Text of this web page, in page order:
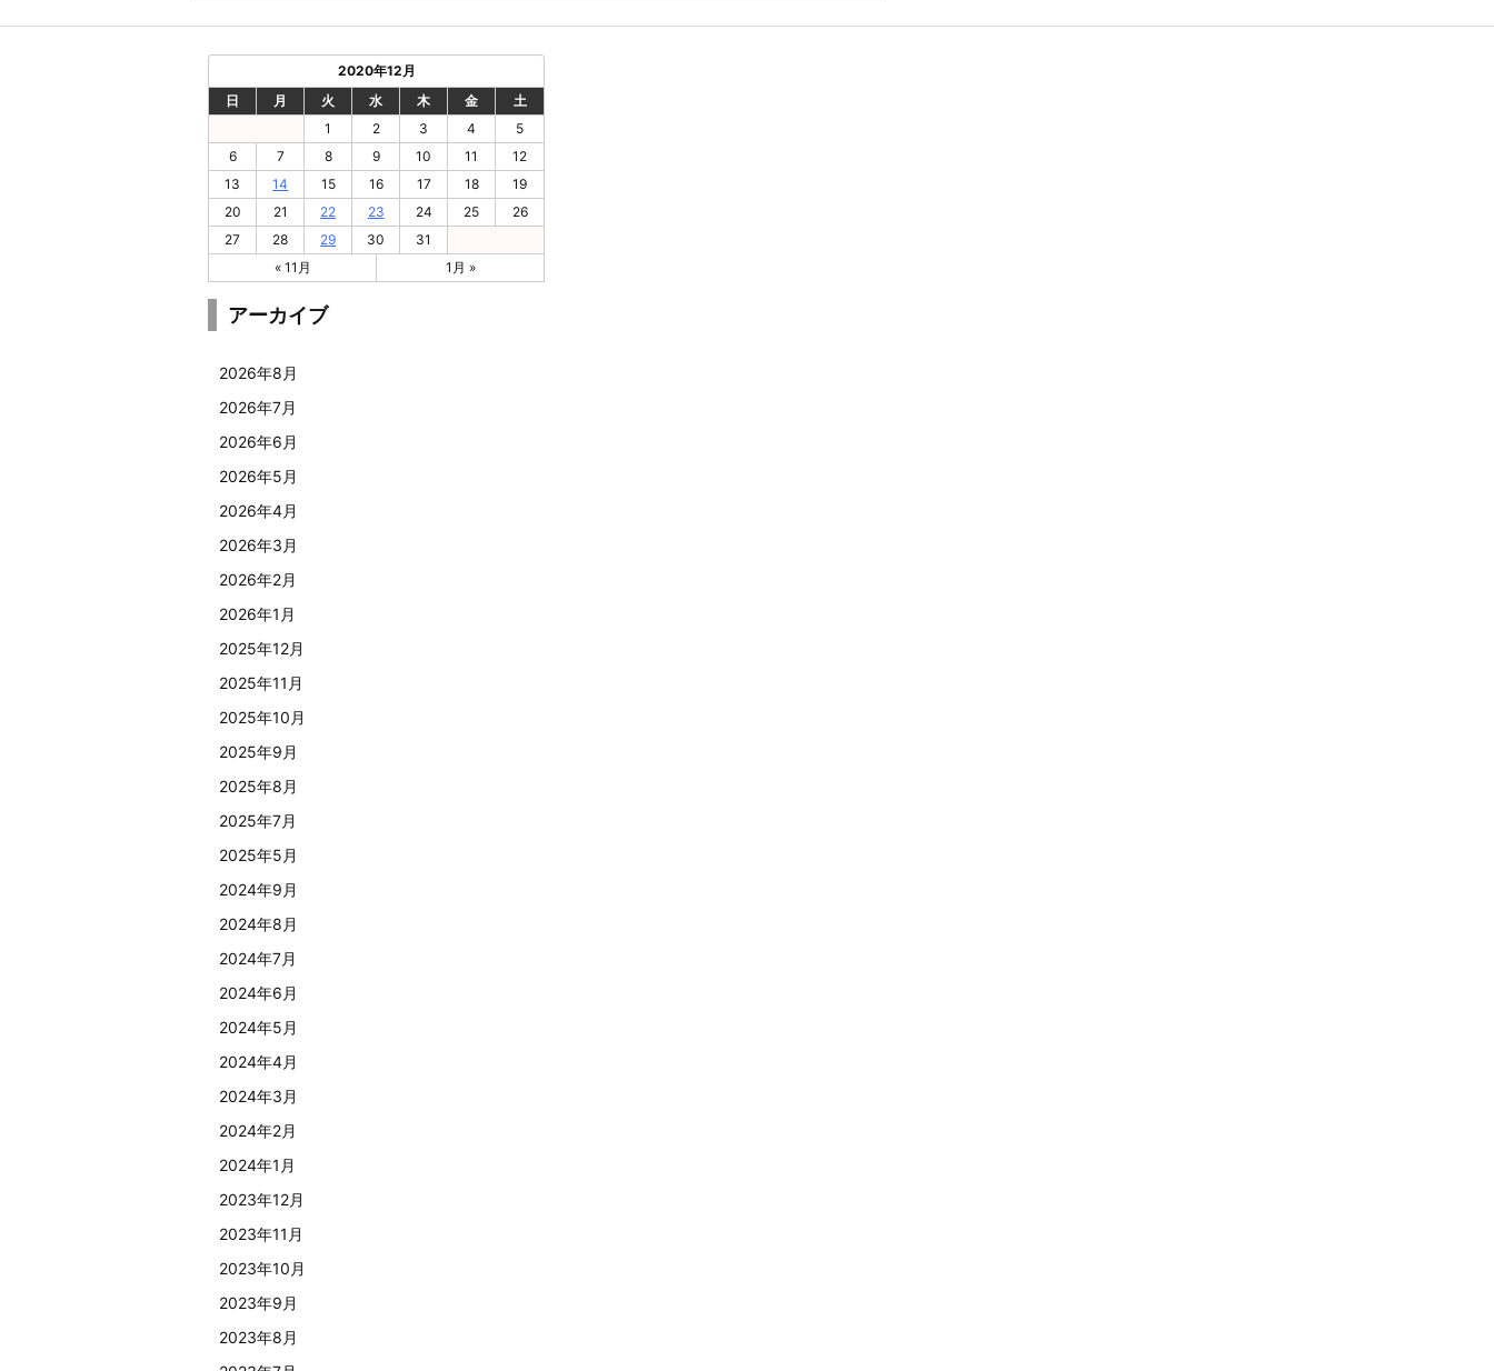
2020年12月
日
月 火 水 木 金
土
1
2 3 4
5
6
7 8 9 10 11
12
13
14 15 16 17 18
19
20
21 22 23 24 25
26
27
28 29 30
31
« 11月
1月 »
アーカイブ
2026年8月
2026年7月
2026年6月
2026年5月
2026年4月
2026年3月
2026年2月
2026年1月
2025年12月
2025年11月
2025年10月
2025年9月
2025年8月
2025年7月
2025年5月
2024年9月
2024年8月
2024年7月
2024年6月
2024年5月
2024年4月
2024年3月
2024年2月
2024年1月
2023年12月
2023年11月
2023年10月
2023年9月
2023年8月